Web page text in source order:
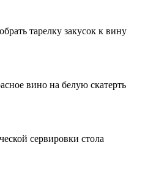
тарелку закусок к вину
вино на белую скатерть
сервировки стола